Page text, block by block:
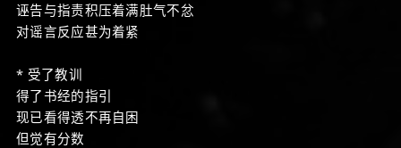
诬告与指责积压着满肚气不忿
对谣言反应甚为着紧
* 受了教训
得了书经的指引
现已看得透不再自困
但觉有分数